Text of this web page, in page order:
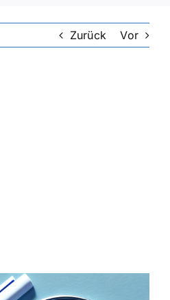
Zurück Vor